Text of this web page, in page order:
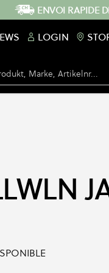
ENVOI RAPIDE
LOGIN